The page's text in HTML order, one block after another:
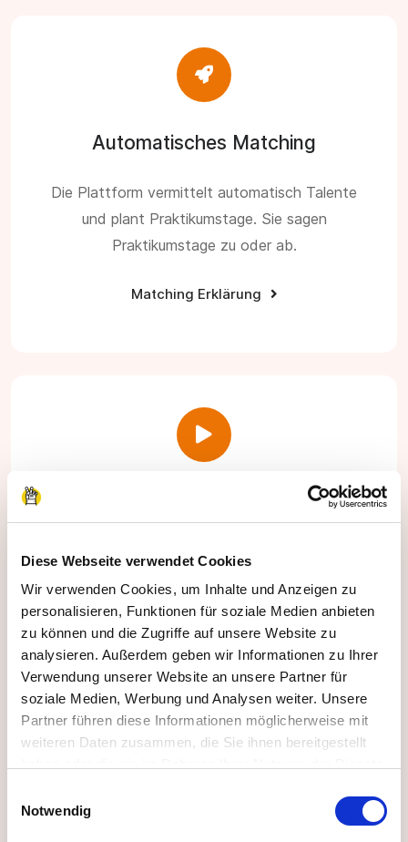
Diese Webseite verwendet Cookies
Wir verwenden Cookies, um Inhalte und Anzeigen zu
personalisieren, Funktionen für soziale Medien anbieten
zu können und die Zugriffe auf unsere Website zu
analysieren. Außerdem geben wir Informationen zu Ihrer
Verwendung unserer Website an unsere Partner für
soziale Medien, Werbung und Analysen weiter. Unsere
Partner führen diese Informationen möglicherweise mit
weiteren Daten zusammen, die Sie ihnen bereitgestellt
Impressum
Notwendig
Automatisches Matching
Die Plattform vermittelt automatisch Talente
und plant Praktikumstage. Sie sagen
Praktikumstage zu oder ab.
Matching Erklärung
Automatisches Feedback und
Zertifikat
Teilnehmenden aus und Sie geben Ihr Feedback
direkt online in unter 1 Minute ab.